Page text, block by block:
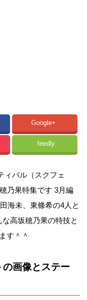
Google+
feedly
ィバル（スクフェ
乃果特集です 3月編
海未、東條希の4人と
高坂穂乃果の特技と
す＾＾
画像とステー